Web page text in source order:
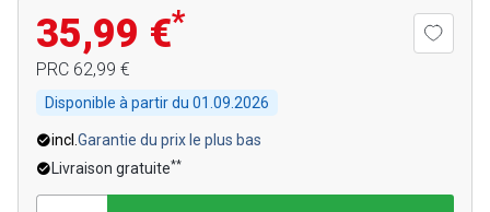
35,99 €*
PRC 62,99 €
Disponible à partir du 01.09.2026
incl. Garantie du prix le plus bas
Livraison gratuite**